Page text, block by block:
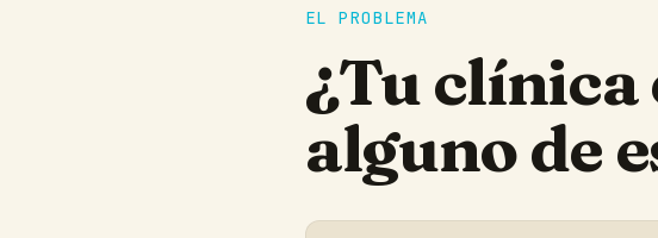
EL PROBLEMA
¿Tuclínica
alguno de